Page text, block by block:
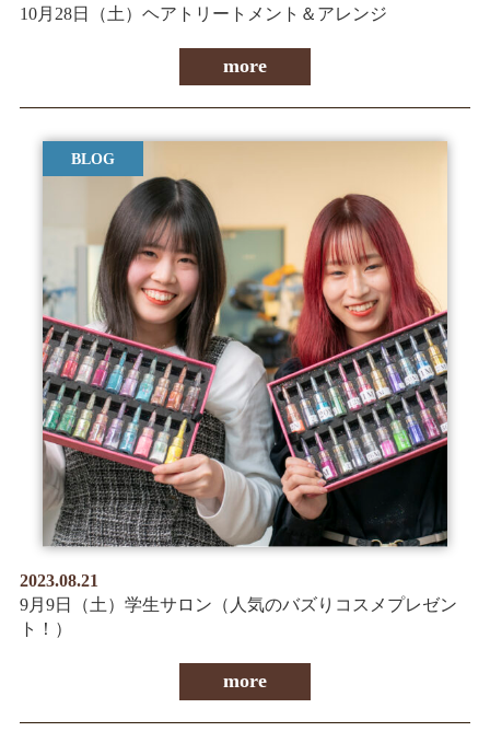
10月28日（土）ヘアトリートメント＆アレンジ
more
BLOG
2023.08.21
9月9日（土）学生サロン（人気のバズりコスメプレゼン
ト！）
more